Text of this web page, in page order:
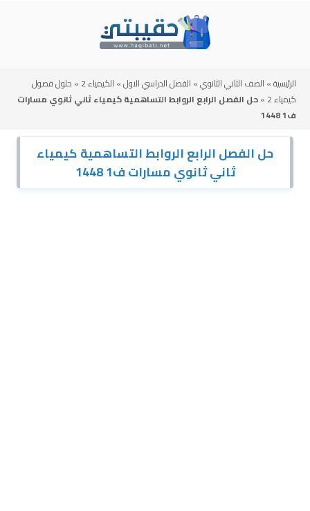
الرئيسية» الصف الثاني الثانوي» الفصل الدراسي الاول» الكيمياء 2 » حلول فصول
كيمياء 2
»حل الفصل الرابع الروابط التساهمية كيمياء ثاني ثانوي مسارات
ف1 1448
حل الفصل الرابع الروابط التساهمية كيمياء
ثاني ثانوي مسارات ف1 1448